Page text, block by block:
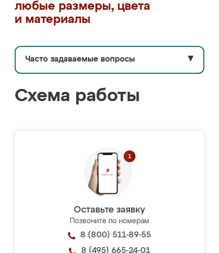
любые размеры, цвета
и материалы
Часто задаваемые вопросы ▼
Схема работы
Оставьте заявку
Позвоните по номерам
8 (800) 511-89-55
8 (495) 665-24-01